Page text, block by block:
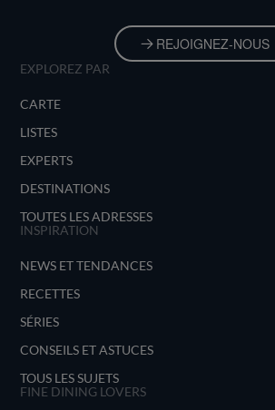
REJOIGNEZ-NOUS
EXPLOREZ PAR
CARTE
LISTES
EXPERTS
DESTINATIONS
TOUTES LES ADRESSES
INSPIRATION
NEWS ET TENDANCES
RECETTES
SÉRIES
CONSEILS ET ASTUCES
TOUS LES SUJETS
FINE DINING LOVERS